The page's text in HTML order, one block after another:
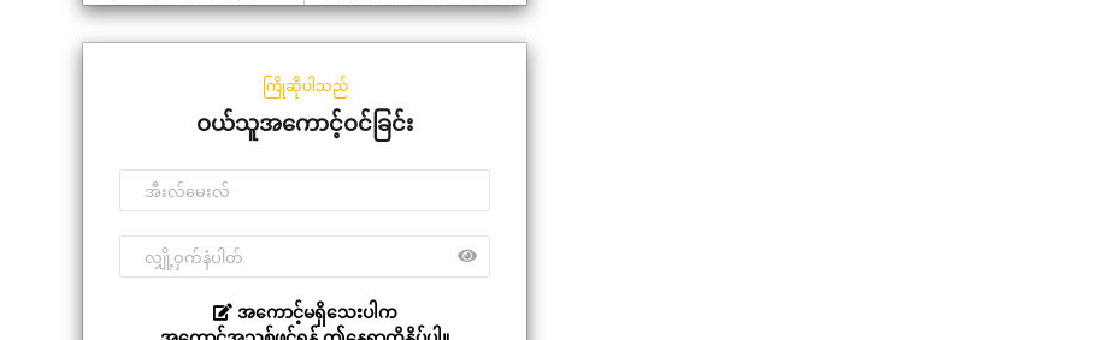
ကြိုဆိုပါသည်
ဝယ်သူအကောင့်ဝင်ခြင်း
အကောင့်မရှိသေးပါက